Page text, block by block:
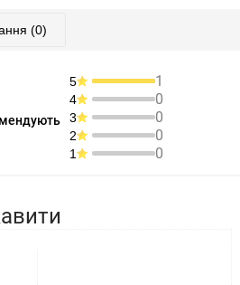
(0)
5 1
4 0
3 0
2 0
1 0